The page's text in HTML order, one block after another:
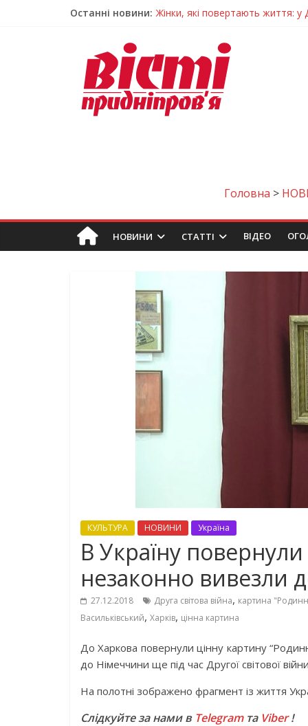
Останні новини: Педагогиню з Дніпра
Засинання після півночі може
У Тернівці працюють над
Жінки, які повертають життя: у
Головна >
НОВИНИ СТАТТІ ВIДЕО
КУЛЬТУРА НОВИНИ Україна
В Україну
незаконно вивезли
27.12.2018 Друга світова війна, картина
Васильківський, Харків, цінна картина
До Харкова повернули цінну картину
до Німеччини ще під час Другої світової
На полотні зображено фрагмент із життя
Слідкуйте за нами в Telegramта Viber!